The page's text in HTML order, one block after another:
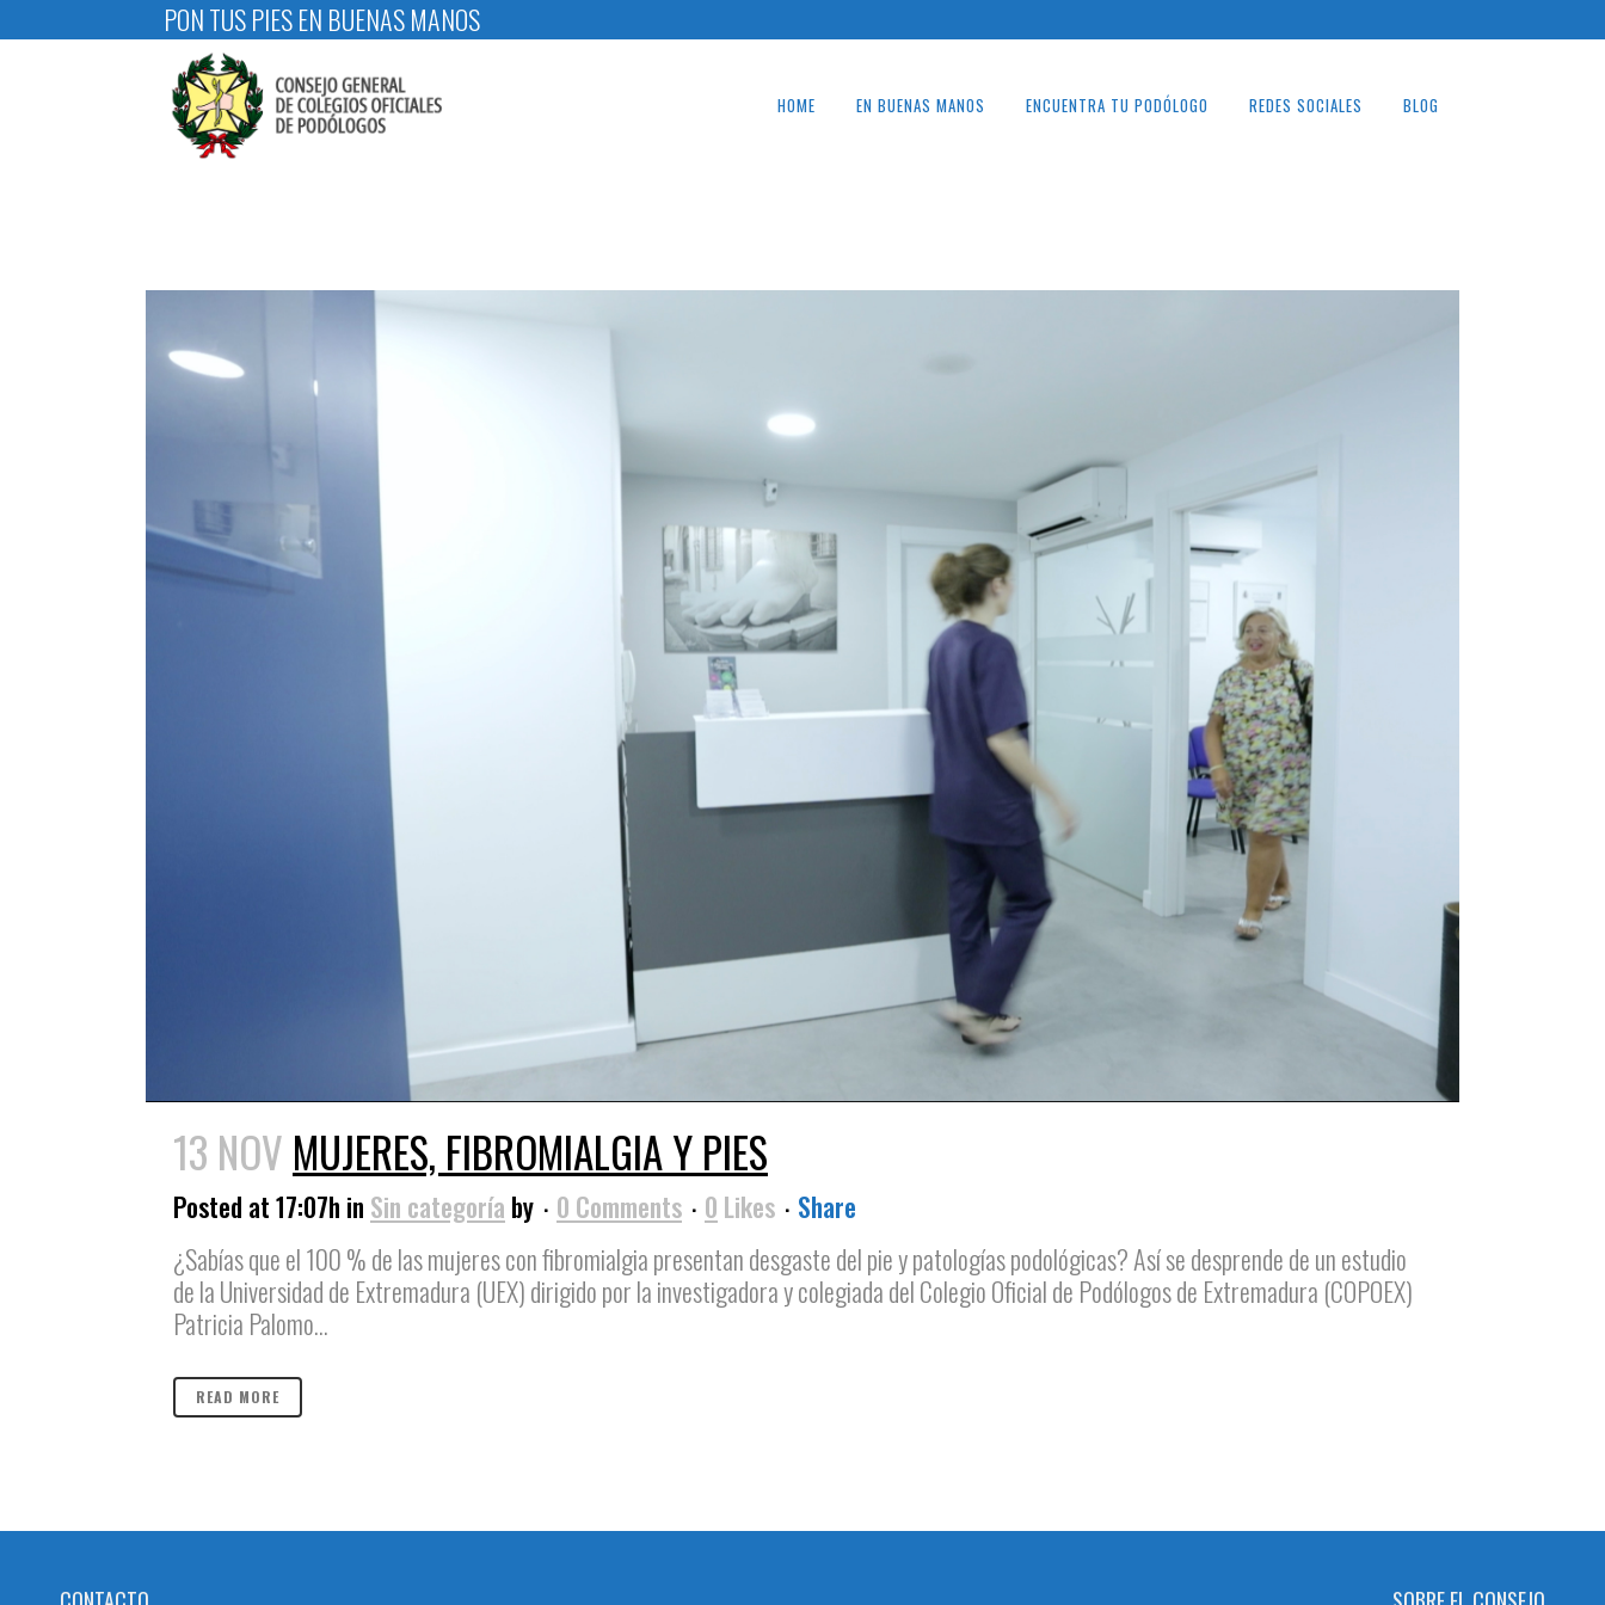
PON TUS PIES EN BUENAS MANOS
HOME EN BUENAS MANOS ENCUENTRA TU PODÓLOGO REDES SOCIALES BLOG
13 NOV MUJERES, FIBROMIALGIA Y PIES
Posted at 17:07h in Sin categoría by 0 Comments 0 Likes
Share
¿Sabías que el 100 % de las mujeres con fibromialgia presentan desgaste del pie y patologías podológicas? Así se desprende de un estudio
de la Universidad de Extremadura (UEX) dirigido por la investigadora y colegiada del Colegio Oficial de Podólogos de Extremadura (COPOEX)
Patricia Palomo...
READ MORE